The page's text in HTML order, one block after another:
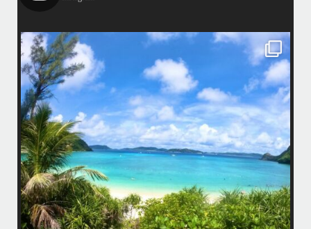
island.message
はいさい！
アイランドメッセージです
•
最近投稿できてませんでしたが今シーズンも渡嘉敷島上陸ツアーとケラ
マ体験ダイビング&シュノーケル班に分かれて毎日海へ行っております
•
海が穏やかな日がずーっと続いていてボートダイビングには最高のコン
ディションです！
昔よく潜りに来て下さっていたリピーターさんの子供が10才になったの
で一緒にダイビングデビュー…なんて嬉しいシチュエーションもあり、
毎日色々なお客様と楽しくご一緒させて頂いてます
渡嘉敷島の方も夏には珍しい北風つづきのおかげでビーチが穏やか
...
8月 14